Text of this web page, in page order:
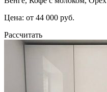
Цена: от 44 000 руб.
Рассчитать